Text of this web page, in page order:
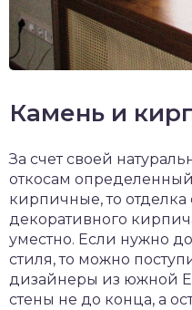
Камень и
За счет своей
откосам
кирпичные, то
декоративного
уместно. Если нужно
стиля, то можно
дизайнеры из южной
стены не до конца, а